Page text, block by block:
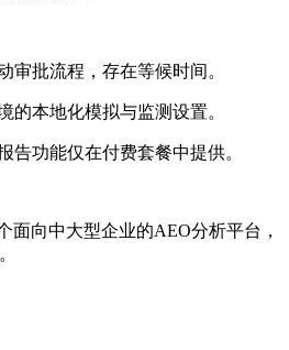
批流程，存在等候时间。
本地化模拟与监测设置。
功能仅在付费套餐中提供。
向中大型企业的AEO分析平台，